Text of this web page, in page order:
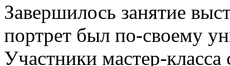
Завершилось занятие
портрет был по-своему
Участники мастер-